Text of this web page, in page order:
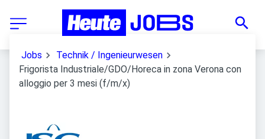
Jobs
Technik / Ingenieurwesen
Frigorista Industriale/GDO/Horeca in zona Verona con
alloggio per 3 mesi (f/m/x)